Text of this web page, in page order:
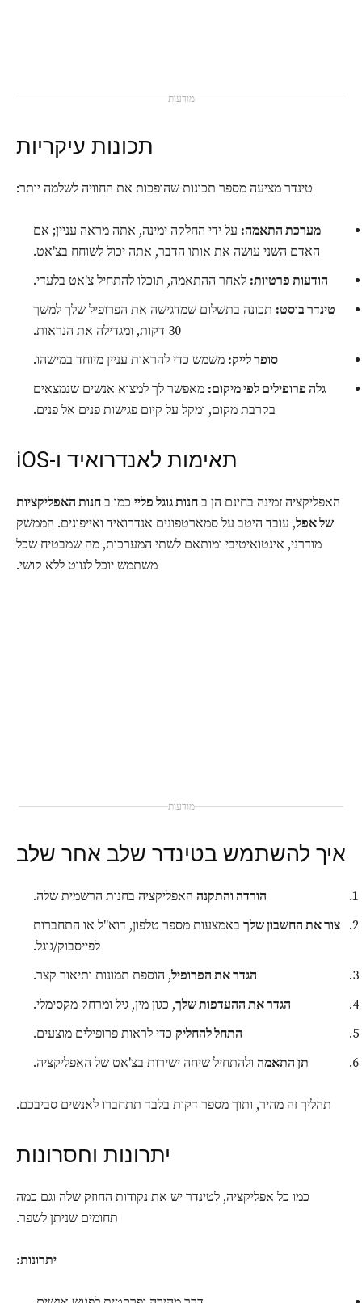
מודעות
תכונות עיקריות
טינדר מציעה מספר תכונות שהופכות את החוויה לשלמה יותר:
מערכת התאמה: על ידי החלקה ימינה, אתה מראה עניין; אם
האדם השני עושה את אותו הדבר, אתה יכול לשוחח בצ'אט.
הודעות פרטיות: לאחר ההתאמה, תוכלו להתחיל צ'אט בלעדי.
טינדר בוסט: תכונה בתשלום שמדגישה את הפרופיל שלך למשך
30 דקות, ומגדילה את הנראות.
סופר לייק: משמש כדי להראות עניין מיוחד במישהו.
גלה פרופילים לפי מיקום: מאפשר לך למצוא אנשים שנמצאים
בקרבת מקום, ומקל על קיום פגישות פנים אל פנים.
תאימות לאנדרואיד ו-iOS
האפליקציה זמינה בחינם הן ב חנות גוגל פליי כמו ב חנות האפליקציות
של אפל, עובד היטב על סמארטפונים אנדרואיד ואייפונים. הממשק
מודרני, אינטואיטיבי ומותאם לשתי המערכות, מה שמבטיח שכל
משתמש יוכל לנווט ללא קושי.
מודעות
איך להשתמש בטינדר שלב אחר שלב
הורדה והתקנה האפליקציה בחנות הרשמית שלה.
צור את החשבון שלך באמצעות מספר טלפון, דוא"ל או התחברות
לפייסבוק/גוגל.
הגדר את הפרופיל, הוספת תמונות ותיאור קצר.
הגדר את ההעדפות שלך, כגון מין, גיל ומרחק מקסימלי.
התחל להחליק כדי לראות פרופילים מוצעים.
תן התאמה ולהתחיל שיחה ישירות בצ'אט של האפליקציה.
תהליך זה מהיר, ותוך מספר דקות בלבד תתחברו לאנשים סביבכם.
יתרונות וחסרונות
כמו כל אפליקציה, לטינדר יש את נקודות החוזק שלה וגם כמה
תחומים שניתן לשפר.
יתרונות: